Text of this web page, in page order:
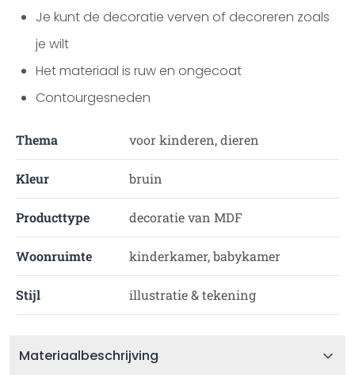
Je kunt de decoratie verven of decoreren zoals
je wilt
Het materiaal is ruw en ongecoat
Contourgesneden
Thema voor kinderen, dieren
Kleur bruin
Producttype decoratie van MDF
Woonruimte kinderkamer, babykamer
Stijl illustratie & tekening
Materiaalbeschrijving